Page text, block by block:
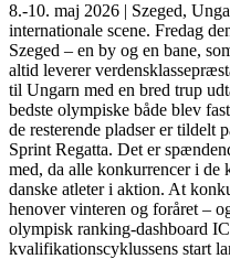
8.-10. maj 2026 | Szeged,
internationale scene. Fredag
Szeged – en by og en bane,
altid leverer
til Ungarn med en bred trup
bedste olympiske både blev
de resterende pladser er tildelt
Sprint Regatta. Det er
med, da alle konkurrencer i de
danske atleter i aktion. At
henover vinteren og foråret –
olympisk ranking-dashboard
kvalifikationscyklussens start